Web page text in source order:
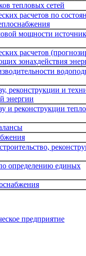
тепловых сетей
расчетов по
мощности
расчетов
зонахдействия
реконструкции и
энергии
и реконструкции
определению единых
предприятие